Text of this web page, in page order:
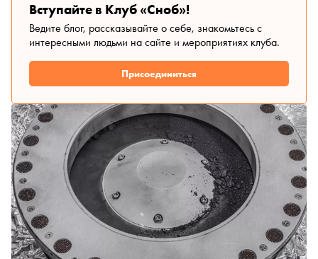
Вступайте в Клуб «Сноб»!
Ведите блог, рассказывайте о себе, знакомьтесь с
интересными людьми на сайте и мероприятиях клуба.
Присоединиться